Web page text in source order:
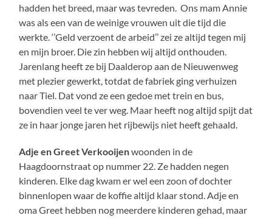
hadden het breed, maar was tevreden. Ons mam Annie
was als een van de weinige vrouwen uit die tijd die
werkte. ‘’Geld verzoent de arbeid’’ zei ze altijd tegen mij
en mijn broer. Die zin hebben wij altijd onthouden.
Jarenlang heeft ze bij Daalderop aan de Nieuwenweg
met plezier gewerkt, totdat de fabriek ging verhuizen
naar Tiel. Dat vond ze een gedoe met trein en bus,
bovendien veel te ver weg. Maar heeft nog altijd spijt dat
ze in haar jonge jaren het rijbewijs niet heeft gehaald.
Adje en Greet Verkooijenwoonden in de
Haagdoornstraat op nummer 22. Ze hadden negen
kinderen. Elke dag kwam er wel een zoon of dochter
binnenlopen waar de koffie altijd klaar stond. Adje en
oma Greet hebben nog meerdere kinderen gehad, maar